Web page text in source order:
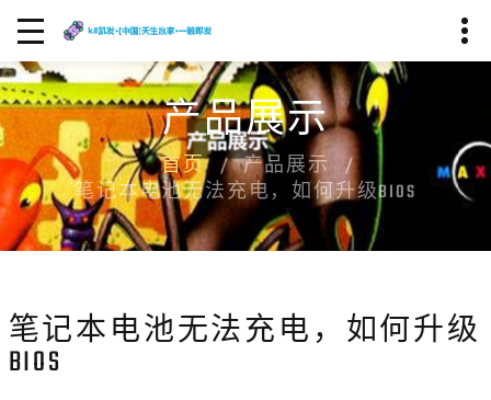
产品展示
首页
产品展示
笔记本电池无法充电，如何升级BIOS
笔记本电池无法充电，如何升级
BIOS